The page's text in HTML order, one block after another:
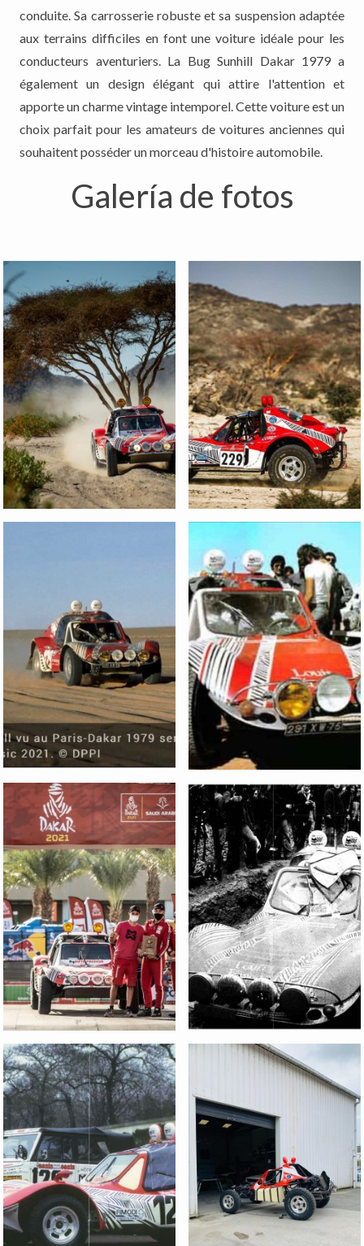
conduite. Sa carrosserie robuste et sa suspension adaptée
aux terrains difficiles en font une voiture idéale pour les
conducteurs aventuriers. La Bug Sunhill Dakar 1979 a
également un design élégant qui attire l'attention et
apporte un charme vintage intemporel. Cette voiture est un
choix parfait pour les amateurs de voitures anciennes qui
souhaitent posséder un morceau d'histoire automobile.
Galería de fotos